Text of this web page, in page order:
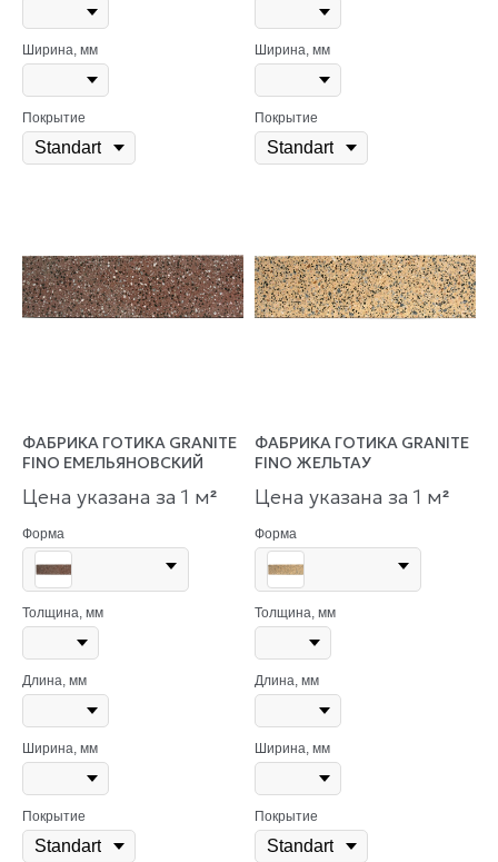
Ширина, мм
Покрытие
Ширина, мм
Покрытие
ФАБРИКА ГОТИКА GRANITE
FINO ЕМЕЛЬЯНОВСКИЙ
Цена указана за 1 м²
Форма
Толщина, мм
Длина, мм
Ширина, мм
Покрытие
ФАБРИКА ГОТИКА GRANITE
FINO ЖЕЛЬТАУ
Цена указана за 1 м²
Форма
Толщина, мм
Длина, мм
Ширина, мм
Покрытие